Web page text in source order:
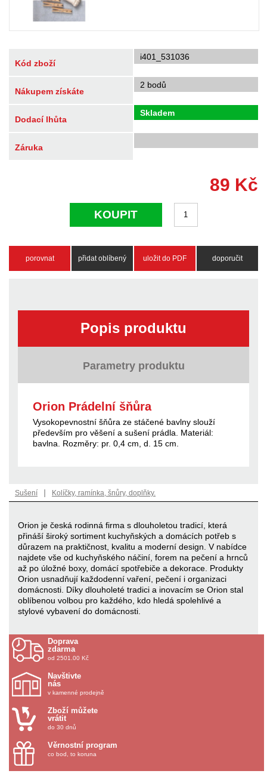
Kód zboží
i401_531036
Nákupem získáte
2 bodů
Dodací lhůta
Skladem
Záruka
89 Kč
KOUPIT
porovnat přidat oblíbený uložit do PDF doporučit
Popis produktu
Parametry produktu
Orion Prádelní šňůra
Vysokopevnostní šňůra ze stáčené bavlny slouží
především pro věšení a sušení prádla. Materiál:
bavlna. Rozměry: pr. 0,4 cm, d. 15 cm.
Sušení | Kolíčky, ramínka, šnůry, doplňky.
Orion je česká rodinná firma s dlouholetou tradicí, která
přináší široký sortiment kuchyňských a domácích potřeb s
důrazem na praktičnost, kvalitu a moderní design. V nabídce
najdete vše od kuchyňského náčiní, forem na pečení a hrnců
až po úložné boxy, domácí spotřebiče a dekorace. Produkty
Orion usnadňují každodenní vaření, pečení i organizaci
domácnosti. Díky dlouholeté tradici a inovacím se Orion stal
oblíbenou volbou pro každého, kdo hledá spolehlivé a
stylové vybavení do domácnosti.
Doprava
zdarma
od 2501.00 Kč
Navštivte
nás
v kamenné prodejně
Zboží můžete
vrátit
do 30 dnů
Věrnostní program
co bod, to koruna